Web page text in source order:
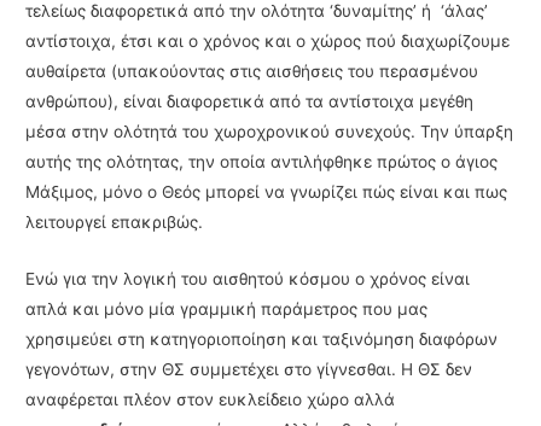
τελείως διαφορετικά από την ολότητα ‘δυναμίτης’ ή ‘άλας’
αντίστοιχα, έτσι και ο χρόνος και ο χώρος πού διαχωρίζουμε
αυθαίρετα (υπακούοντας στις αισθήσεις του περασμένου
ανθρώπου), είναι διαφορετικά από τα αντί­στοιχα μεγέθη
μέσα στην ολότητά του χωροχρονικού συνεχούς. Την ύπαρξη
αυτής της ολό­τητας, την οποία αντιλήφθηκε πρώτος ο άγιος
Μάξιμος, μόνο ο Θεός μπορεί να γνωρίζει πώς είναι και πως
λειτουργεί επακριβώς.
Ενώ για την λογική του αισθητού κόσμου ο χρόνος είναι
απλά και μόνο μία γραμμική παράμετρος που μας
χρησιμεύει στη κατηγοριοποίηση και ταξινόμηση διαφόρων
γεγονότων, στην ΘΣ συμμετέχει στο γίγνεσθαι. Η ΘΣ δεν
αναφέρεται πλέον στον ευκλείδειο χώρο αλλά